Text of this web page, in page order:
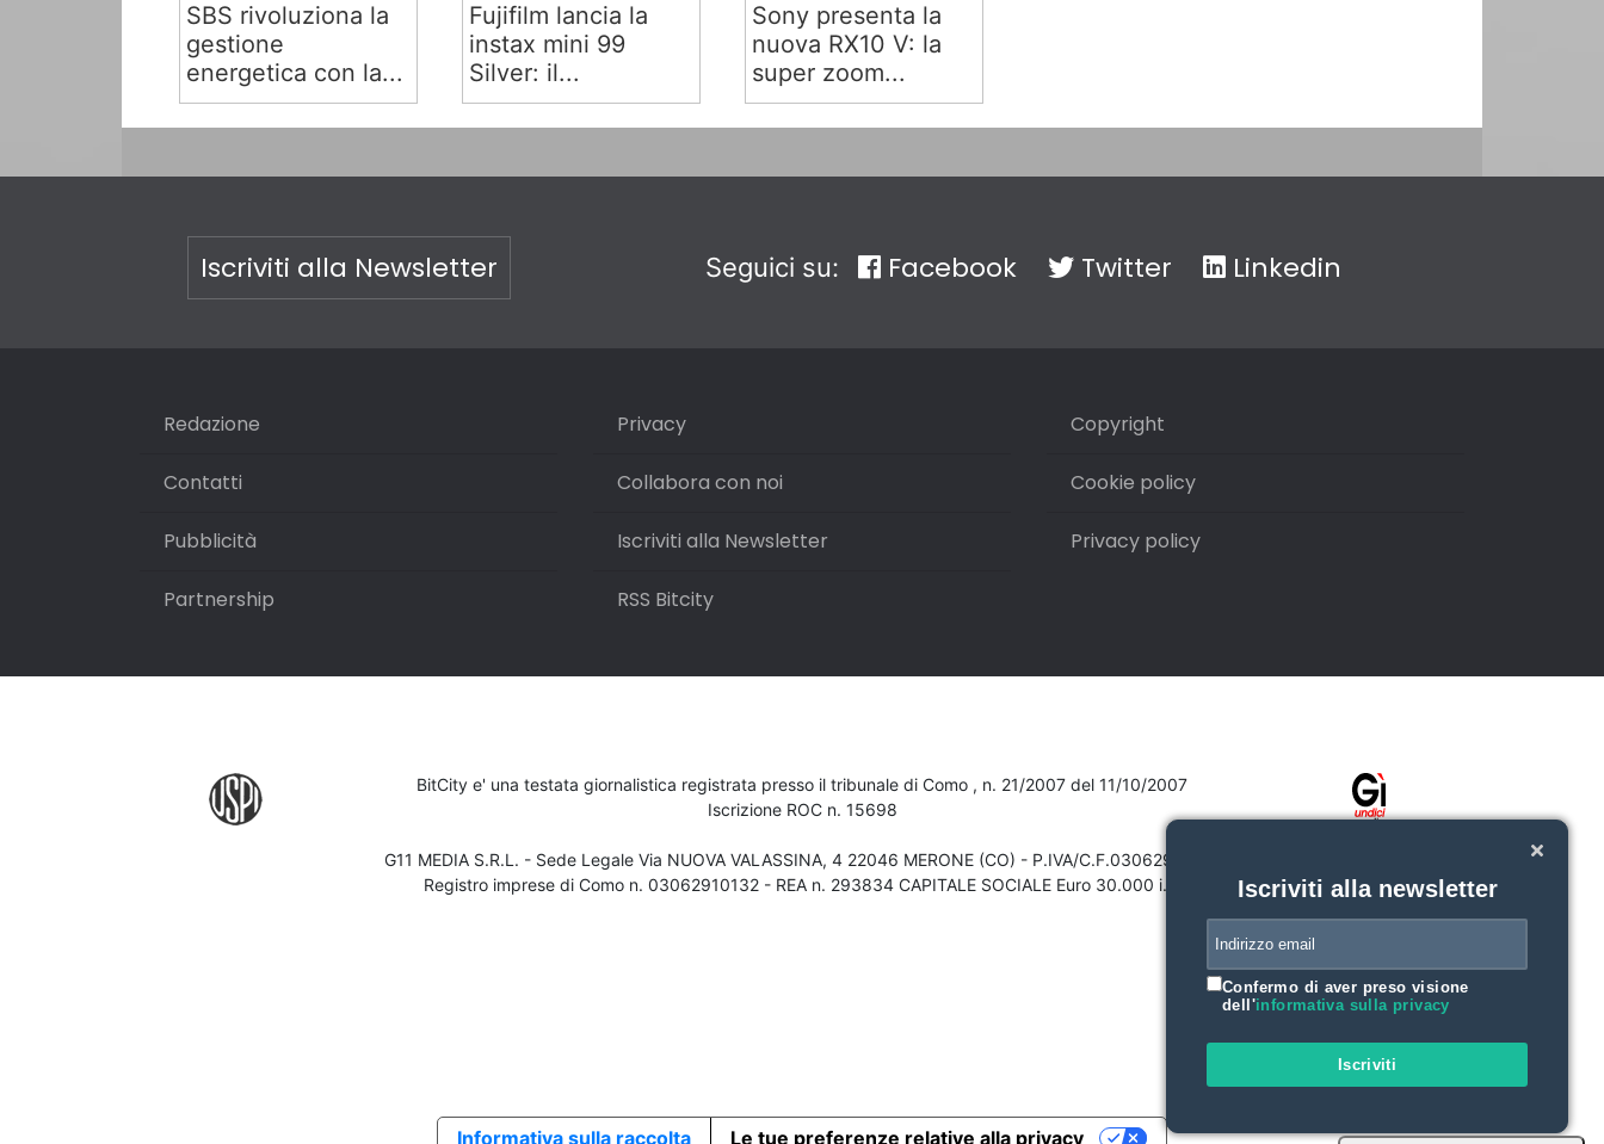
SBS rivoluziona la
gestione
energetica con la...
Fujifilm lancia la
instax mini 99
Silver: il...
Sony presenta la
nuova RX10 V: la
super zoom...
Iscriviti alla Newsletter Seguici su: Facebook Twitter Linkedin
Redazione
Contatti
Pubblicità
Partnership
Privacy
Collabora con noi
Iscriviti alla Newsletter
RSS Bitcity
Copyright
Cookie policy
Privacy policy
BitCity e' una testata giornalistica registrata presso il tribunale di Como , n. 21/2007 del 11/10/2007
Iscrizione ROC n. 15698
G11 MEDIA S.R.L. - Sede Legale Via NUOVA VALASSINA, 4 22046 MERONE (CO) - P.IVA/C.F.03062910132
Registro imprese di Como n. 03062910132 - REA n. 293834 CAPITALE SOCIALE Euro 30.000 i.v.
Iscriviti alla newsletter
Confermo di aver preso visione
dell'informativa sulla privacy
Iscriviti
Informativa sulla raccolta Le tue preferenze relative alla privacy